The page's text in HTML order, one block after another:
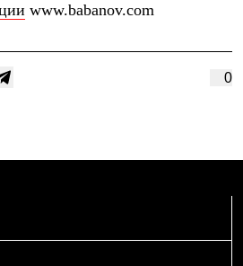
www.babanov.com
0